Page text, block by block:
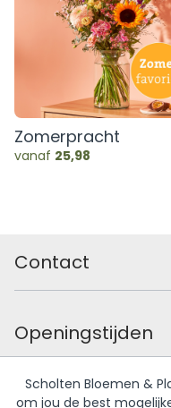
Zomerpracht
vanaf 25,98
Contact
Openingstijden
Scholten Bloemen &
om jou de best